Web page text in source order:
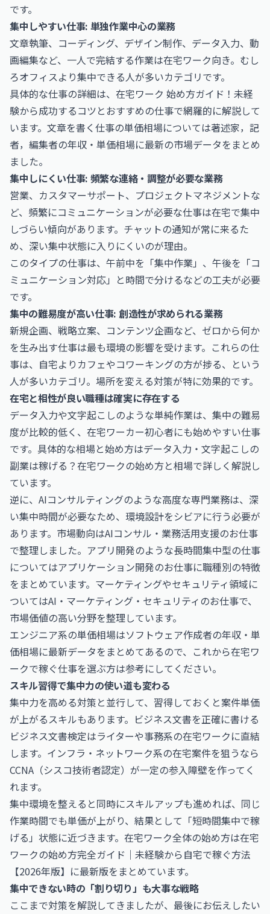
です。
集中しやすい仕事: 単独作業中心の業務
文章執筆、コーディング、デザイン制作、データ入力、動
画編集など、一人で完結する作業は在宅ワーク向き。むし
ろオフィスより集中できる人が多いカテゴリです。
具体的な仕事の詳細は、 在宅ワーク 始め方ガイド！未経
験から成功するコツとおすすめの仕事で網羅的に解説して
います。文章を書く仕事の単価相場については著述家，記
者，編集者の年収・単価相場に最新の市場データをまとめ
ました。
集中しにくい仕事: 頻繁な連絡・調整が必要な業務
営業、カスタマーサポート、プロジェクトマネジメントな
ど、頻繁にコミュニケーションが必要な仕事は在宅で集中
しづらい傾向があります。チャットの通知が常に来るた
め、深い集中状態に入りにくいのが理由。
このタイプの仕事は、午前中を「集中作業」、午後を「コ
ミュニケーション対応」と時間で分けるなどの工夫が必要
です。
集中の難易度が高い仕事: 創造性が求められる業務
新規企画、戦略立案、コンテンツ企画など、ゼロから何か
を生み出す仕事は最も環境の影響を受けます。これらの仕
事は、自宅よりカフェやコワーキングの方が捗る、という
人が多いカテゴリ。場所を変える対策が特に効果的です。
在宅と相性が良い職種は確実に存在する
データ入力や文字起こしのような単純作業は、集中の難易
度が比較的低く、在宅ワーカー初心者にも始めやすい仕事
です。具体的な相場と始め方はデータ入力・文字起こしの
副業は稼げる？在宅ワークの始め方と相場で詳しく解説し
ています。
逆に、AIコンサルティングのような高度な専門業務は、深
い集中時間が必要なため、環境設計をシビアに行う必要が
あります。市場動向はAIコンサル・業務活用支援のお仕事
で整理しました。アプリ開発のような長時間集中型の仕事
についてはアプリケーション開発のお仕事に職種別の特徴
をまとめています。マーケティングやセキュリティ領域に
ついてはAI・マーケティング・セキュリティのお仕事で、
市場価値の高い分野を整理しています。
エンジニア系の単価相場はソフトウェア作成者の年収・単
価相場に最新データをまとめてあるので、これから在宅ワ
ークで稼ぐ仕事を選ぶ方は参考にしてください。
スキル習得で集中力の使い道も変わる
集中力を高める対策と並行して、習得しておくと案件単価
が上がるスキルもあります。ビジネス文書を正確に書ける
ビジネス文書検定はライターや事務系の在宅ワークに直結
します。インフラ・ネットワーク系の在宅案件を狙うなら
CCNA（シスコ技術者認定） が一定の参入障壁を作ってく
れます。
集中環境を整えると同時にスキルアップも進めれば、同じ
作業時間でも単価が上がり、結果として「短時間集中で稼
げる」状態に近づきます。在宅ワーク全体の始め方は在宅
ワークの始め方完全ガイド｜未経験から自宅で稼ぐ方法
【2026年版】 に最新版をまとめています。
集中できない時の「割り切り」も大事な戦略
ここまで対策を解説してきましたが、最後にお伝えしたい